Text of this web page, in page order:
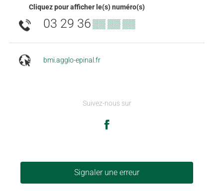
Cliquez pour afficher le(s) numéro(s)
03 29 36▒▒ ▒▒ ▒▒
bmi.agglo-epinal.fr
Suivez-nous sur
Signaler une erreur